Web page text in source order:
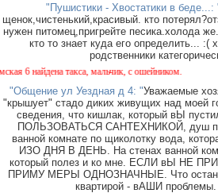
"Пушистики - Хвостатики в беде...:
щенок,чистенький,красивый. кто
нужен питомец,пригрейте песика.холода
кто то знает куда его определить... :(
родственники
6 найдена такса, мальчик, с ошейником.
"Общение ул Уездная д 4: "Уважаемые
"крышует" стадо диких живущих над моей
сведения, что кишлак, который вЫ
ПОЛЬЗОВАТЬСЯ САНТЕХНИКОЙ, душ
ванной комнате по щиколотку вода,
ИЗО ДНЯ В ДЕНЬ. На стенах ванной
который полез и ко мне. ЕСЛИ вЫ НЕ
ПРИМУ МЕРЫ ОДНОЗНАЧНЫЕ. Что
квартирой - вАШИ